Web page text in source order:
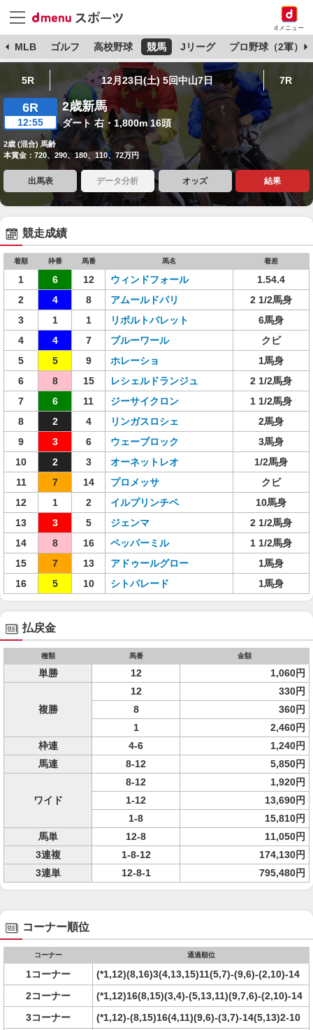
dメニュー
MLB ゴルフ 高校野球 競馬 Jリーグ プロ野球（2軍）
5R 12月23日(土) 5回中山7日 7R
6R
12:55
2歳新馬
ダート 右・1,800m 16頭
2歳 (混合) 馬齢
本賞金：720、290、180、110、72万円
出馬表 データ分析 オッズ 結果
競走成績
着順 枠番 馬番 馬名 着差
1 6 12 ウィンドフォール
1.54.4
2
4 8 アムールドパリ
2 1/2馬身
3
1 1 リボルトバレット
6馬身
4
4 7 ブルーワール
クビ
5
5 9 ホレーショ
1馬身
6
8 15 レシェルドランジュ
2 1/2馬身
7
6 11 ジーサイクロン
1 1/2馬身
8
2 4 リンガスロシェ
2馬身
9
3 6 ウェーブロック
3馬身
10
2 3 オーネットレオ
1/2馬身
11
7 14 プロメッサ
クビ
12
1 2 イルプリンチペ
10馬身
13
3 5 ジェンマ
2 1/2馬身
14
8 16 ペッパーミル
1 1/2馬身
15
7 13 アドゥールグロー
1馬身
16
5 10 シトパレード 1馬身
払戻金
種類 馬番 金額
単勝 12 1,060円
複勝
12
330円
8
360円
1
2,460円
枠連
4-6
1,240円
馬連
8-12 5,850円
ワイド
8-12
1,920円
1-12
13,690円
1-8
15,810円
馬単
12-8
11,050円
3連複
1-8-12
174,130円
3連単
12-8-1 795,480円
コーナー順位
コーナー 通過順位
1コーナー
(*1,12)(8,16)3(4,13,15)11(5,7)-(9,6)-(2,10)-14
2コーナー
(*1,12)16(8,15)(3,4)-(5,13,11)(9,7,6)-(2,10)-14
3コーナー
(*1,12)-(8,15)16(4,11)(9,6)-(3,7)-14(5,13)2-10